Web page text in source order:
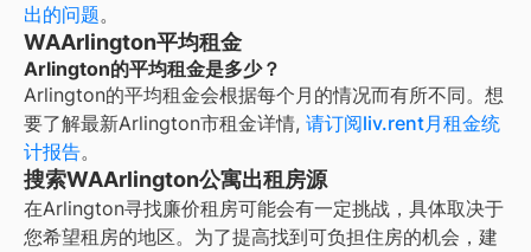
出的问题。
WAArlington平均租金
Arlington的平均租金是多少？
Arlington的平均租金会根据每个月的情况而有所不同。想
要了解最新Arlington市租金详情, 请订阅liv.rent月租金统
计报告。
搜索WAArlington公寓出租房源
在Arlington寻找廉价租房可能会有一定挑战，具体取决于
您希望租房的地区。为了提高找到可负担住房的机会，建